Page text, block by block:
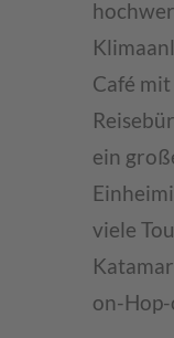
Café
ein
viele
on-